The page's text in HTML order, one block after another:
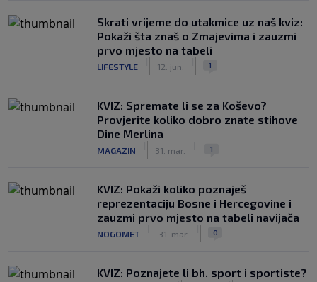
Skrati vrijeme do utakmice uz naš kviz:
Pokaži šta znaš o Zmajevima i zauzmi
prvo mjesto na tabeli
LIFESTYLE 12. jun. 1
KVIZ: Spremate li se za Koševo?
Provjerite koliko dobro znate stihove
Dine Merlina
MAGAZIN 31. mar. 1
KVIZ: Pokaži koliko poznaješ
reprezentaciju Bosne i Hercegovine i
zauzmi prvo mjesto na tabeli navijača
NOGOMET 31. mar. 0
KVIZ: Poznajete li bh. sport i sportiste?